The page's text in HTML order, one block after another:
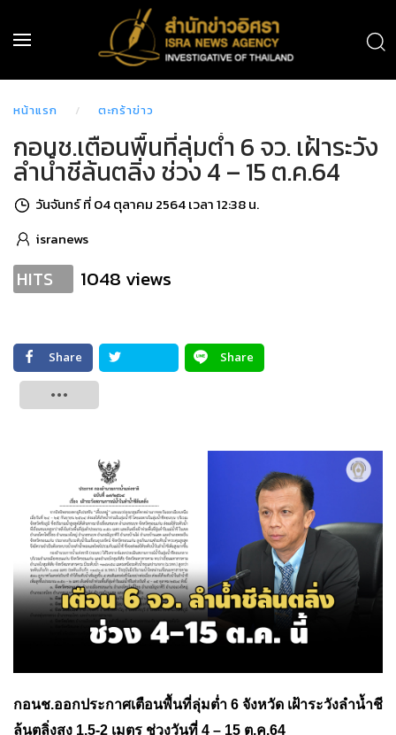
หน้าแรก ตะกร้าข่าว
กอนช.เตือนพื้นที่ลุ่มต่ำ 6 จว. เฝ้าระวัง
ลำน้ำชีล้นตลิ่ง ช่วง 4 – 15 ต.ค.64
วันจันทร์ ที่ 04 ตุลาคม 2564 เวลา 12:38 น.
isranews
HITS 1048 views
Share
Share
กอนช.ออกประกาศเตือนพื้นที่ลุ่มต่ำ 6 จังหวัด เฝ้าระวังลำน้ำชี
ล้นตลิ่งสูง 1.5-2 เมตร ช่วงวันที่ 4 – 15 ต.ค.64